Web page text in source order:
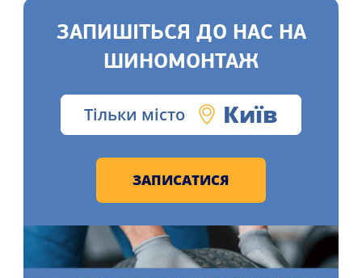
ЗАПИШІТЬСЯ ДО НАС НА
ШИНОМОНТАЖ
Тільки місто Київ
ЗАПИСАТИСЯ